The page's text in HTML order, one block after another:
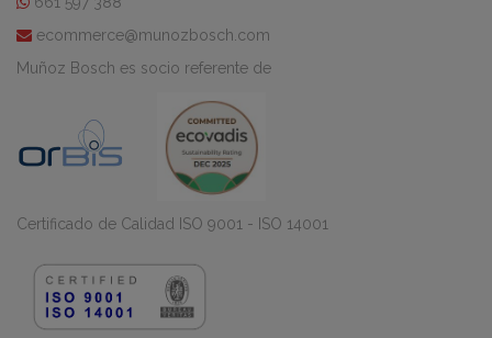
ecommerce@munozbosch.com
Muñoz Bosch es socio referente de
Certificado de Calidad ISO 9001 - ISO 14001